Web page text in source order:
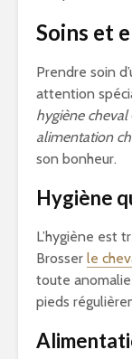
Soins et
Prendre soin
attention
hygiène cheval
alimentation
son bonheur.
Hygiène
L’hygiène est
Brosser le
toute
pieds